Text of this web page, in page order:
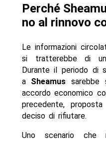
Perché
no al rinnovo
Le informazioni
si tratterebbe di un
Durante il periodo di
a Sheamus sarebbe
accordo economico
precedente,
deciso di rifiutare.
Uno scenario che